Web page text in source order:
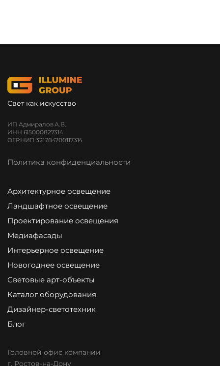
Свет как искусство
ИП Адмиралов А.В.
ИНН 615000827314
ОГРНИП 321784700117314
Политика конфиденциальности
Архитектурное освещение
Ландшафтное освещение
Проектирование освещения
Медиафасады
Интерьерное освещение
Новогоднее освещение
Световые арт-объекты
Каталог оборудования
Дизайнер-светотехник
Блог
Головной офис компании
г. Ростов-на-Дону